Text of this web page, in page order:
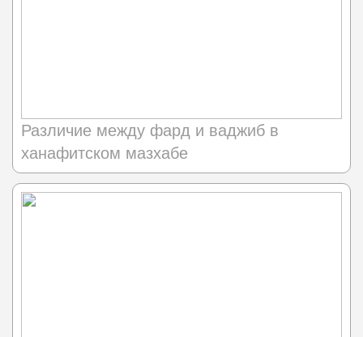
Различие между фард и ваджиб в
ханафитском мазхабе